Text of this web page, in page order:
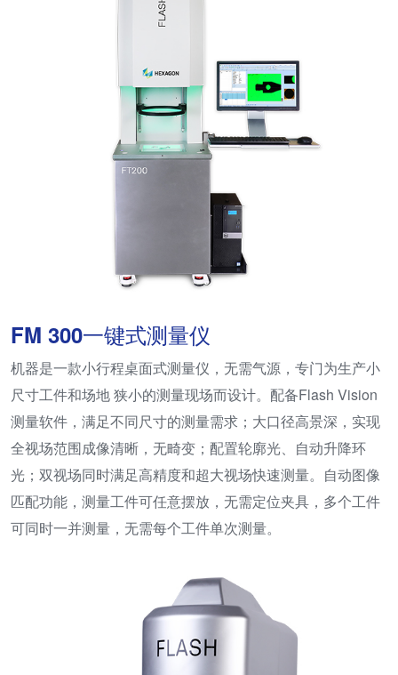
FM 300一键式测量仪
机器是一款小行程桌面式测量仪，无需气源，专门为生产小
尺寸工件和场地 狭小的测量现场而设计。配备Flash Vision
测量软件，满足不同尺寸的测量需求；大口径高景深，实现
全视场范围成像清晰，无畸变；配置轮廓光、自动升降环
光；双视场同时满足高精度和超大视场快速测量。自动图像
匹配功能，测量工件可任意摆放，无需定位夹具，多个工件
可同时一并测量，无需每个工件单次测量。